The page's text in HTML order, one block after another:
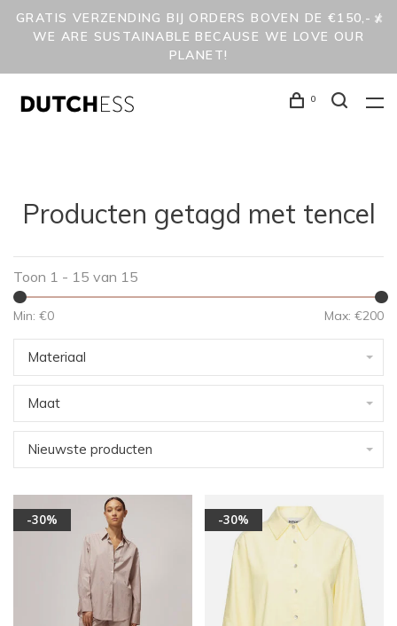
GRATIS VERZENDING BIJ ORDERS BOVEN DE €150,- /
WE ARE SUSTAINABLE BECAUSE WE LOVE OUR
PLANET!
0
Producten getagd met tencel
Toon 1 - 15 van 15
Min: €0 Max: €200
Materiaal
Maat
Nieuwste producten
-30% -30%